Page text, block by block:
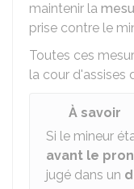
maintenir la
prise contre le
Toutes ces
la cour d'assises
À savoir
Si le mineur
avant le
jugé dans un